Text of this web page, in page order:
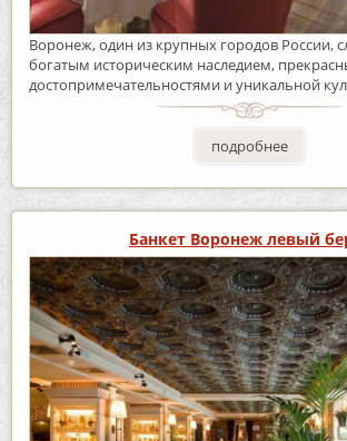
Воронеж, один из крупных городов России,
богатым историческим наследием,
достопримечательностями и уникальной
подробнее
Банкет Воронеж левый